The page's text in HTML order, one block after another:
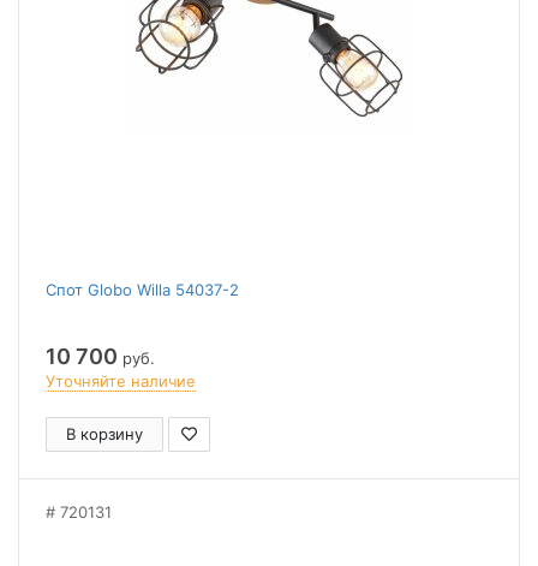
Спот Globo Willa 54037-2
10 700 руб.
Уточняйте наличие
В корзину
720131